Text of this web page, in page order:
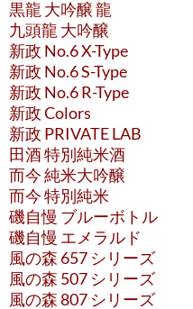
黒龍 大吟醸 龍
九頭龍 大吟醸
新政 No.6 X-Type
新政 No.6 S-Type
新政 No.6 R-Type
新政 Colors
新政 PRIVATE LAB
田酒 特別純米酒
而今 純米大吟醸
而今 特別純米
磯自慢 ブルーボトル
磯自慢 エメラルド
風の森 657 シリーズ
風の森 507 シリーズ
風の森 807 シリーズ